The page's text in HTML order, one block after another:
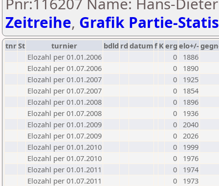
Zeitreihe, Grafik Partie-
tnrSt turnier bdld rd datumf Kerg elo+/-
Elozahl per 01.01.2006
0
1886
Elozahl per 01.07.2006
0
1890
Elozahl per 01.01.2007
0
1925
Elozahl per 01.07.2007
0
1854
Elozahl per 01.01.2008
0
1896
Elozahl per 01.07.2008
0
1936
Elozahl per 01.01.2009
0 2040
Elozahl per 01.07.2009
0 2026
Elozahl per 01.01.2010
0
1999
Elozahl per 01.07.2010
0
1976
Elozahl per 01.01.2011
0
1974
Elozahl per 01.07.2011
0
1973